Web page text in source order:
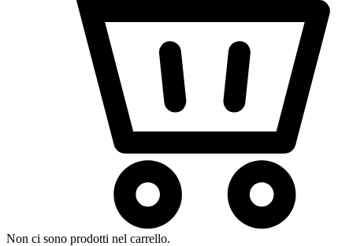
Non ci sono prodotti nel carrello.